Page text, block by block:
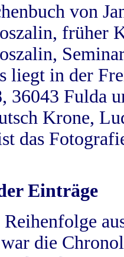
von
früher
liegt in der
36043 Fulda
Krone,
das
Einträge
die